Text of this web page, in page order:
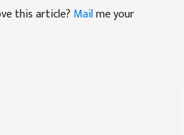
this article? Mailme your